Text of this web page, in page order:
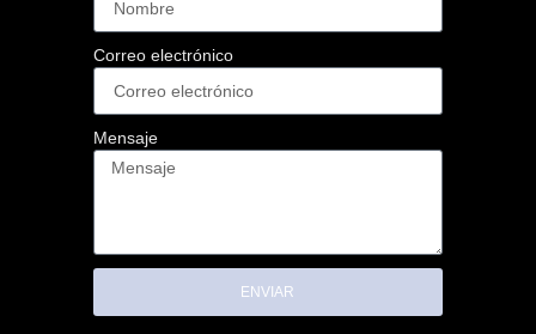
Correo electrónico
Mensaje
ENVIAR